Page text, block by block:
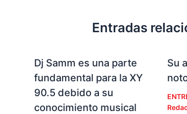
Entradas
Dj Samm es una parte
fundamental para la XY
90.5 debido a su
conocimiento musical
Su